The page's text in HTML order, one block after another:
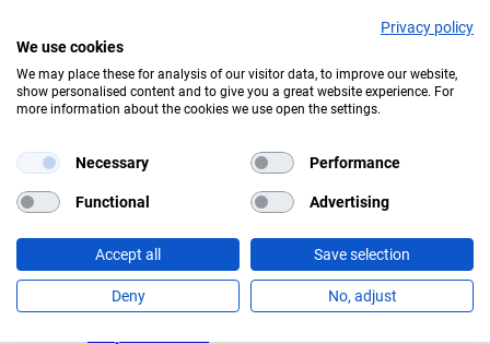
Aktuelles Wetter:
Navigation
überspringen
Informationen
Öffnungszeiten
Saisonkarten
Besuch mit Beeinträchtigungen
Veranstaltungen
Spenden
Barrierefreiheit
Tiere und Park
Tierlexikon
Tierparkplan
Privacy policy
We use cookies
We may place these for analysis of our visitor data, to improve our website,
show personalised content and to give you a great website experience. For
more information about the cookies we use open the settings.
Necessary Performance
Functional Advertising
Accept all Save selection
Deny No, adjust